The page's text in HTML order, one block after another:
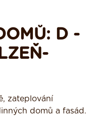
D -
zateplování
domů a fasád.